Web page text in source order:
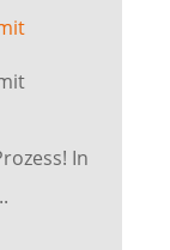
In